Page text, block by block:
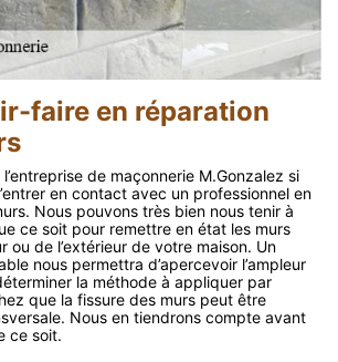
faire en réparation
de maçonnerie M.Gonzalez si
en contact avec un professionnel en
Nous pouvons très bien nous tenir à
ce soit pour remettre en état les murs
ou de l’extérieur de votre maison. Un
nous permettra d’apercevoir l’ampleur
la méthode à appliquer par
que la fissure des murs peut être
Nous en tiendrons compte avant
ce soit.